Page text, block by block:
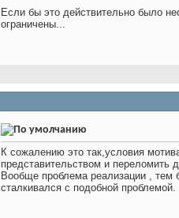
Если бы это действительно было
ограничены...
К сожалению это так,условия
представительством и
Вообще проблема реализации , тем
сталкивался с подобной проблемой.